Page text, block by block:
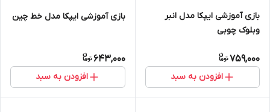
بازی آموزشی ایپکا مدل انبر
وبلوک چوبی
759,000
افزودن به سبد
بازی آموزشی ایپکا مدل خط چین
643,000
افزودن به سبد